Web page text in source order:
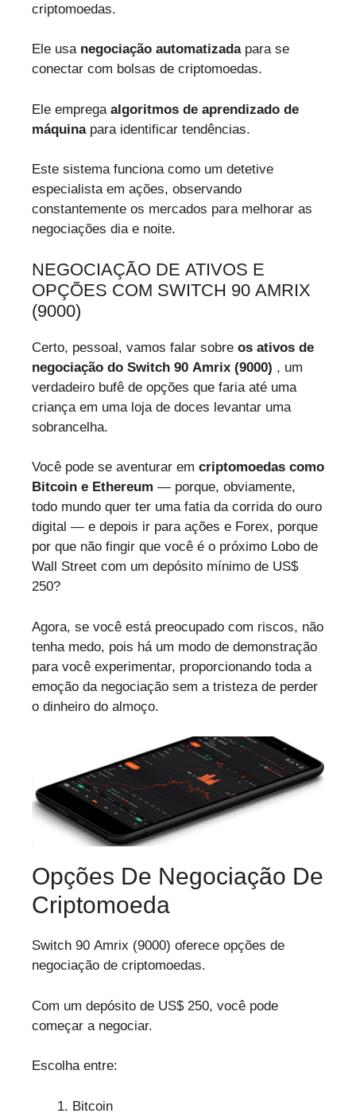
criptomoedas.
Ele usa negociação automatizadapara se
conectar com bolsas de criptomoedas.
Ele emprega algoritmos de aprendizado de
máquinapara identificar tendências.
Este sistema funciona como um detetive
especialista em ações, observando
constantemente os mercados para melhorar as
negociações dia e noite.
NEGOCIAÇÃO DE ATIVOS E
OPÇÕES COM SWITCH 90 AMRIX
(9000)
Certo, pessoal, vamos falar sobre os ativos de
negociação do Switch 90 Amrix (9000) , um
verdadeiro bufê de opções que faria até uma
criança em uma loja de doces levantar uma
sobrancelha.
Você pode se aventurar em criptomoedas como
Bitcoin e Ethereum — porque, obviamente,
todo mundo quer ter uma fatia da corrida do ouro
digital — e depois ir para ações e Forex, porque
por que não fingir que você é o próximo Lobo de
Wall Street com um depósito mínimo de US$
250?
Agora, se você está preocupado com riscos, não
tenha medo, pois há um modo de demonstração
para você experimentar, proporcionando toda a
emoção da negociação sem a tristeza de perder
o dinheiro do almoço.
Opções De Negociação De
Criptomoeda
Switch 90 Amrix (9000) oferece opções de
negociação de criptomoedas.
Com um depósito de US$ 250, você pode
começar a negociar.
Escolha entre:
Bitcoin